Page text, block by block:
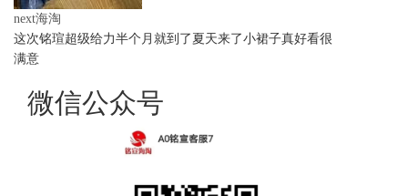
next海淘
这次铭瑄超级给力半个月就到了夏天来了小裙子真好看很
满意
微信公众号